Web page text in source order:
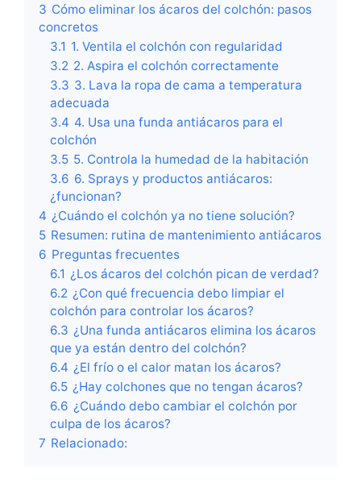
3 Cómo eliminar los ácaros del colchón: pasos
concretos
3.1 1. Ventila el colchón con regularidad
3.2 2. Aspira el colchón correctamente
3.3 3. Lava la ropa de cama a temperatura
adecuada
3.4 4. Usa una funda antiácaros para el
colchón
3.5 5. Controla la humedad de la habitación
3.6 6. Sprays y productos antiácaros:
¿funcionan?
4 ¿Cuándo el colchón ya no tiene solución?
5 Resumen: rutina de mantenimiento antiácaros
6 Preguntas frecuentes
6.1 ¿Los ácaros del colchón pican de verdad?
6.2 ¿Con qué frecuencia debo limpiar el
colchón para controlar los ácaros?
6.3 ¿Una funda antiácaros elimina los ácaros
que ya están dentro del colchón?
6.4 ¿El frío o el calor matan los ácaros?
6.5 ¿Hay colchones que no tengan ácaros?
6.6 ¿Cuándo debo cambiar el colchón por
culpa de los ácaros?
7 Relacionado: